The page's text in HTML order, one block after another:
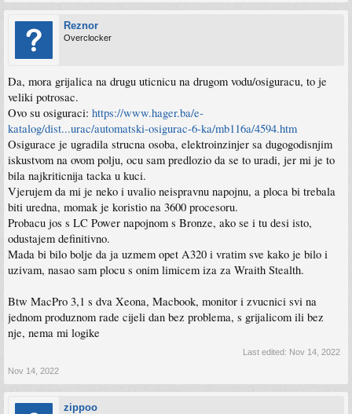
Reznor
Overclocker
Da, mora grijalica na drugu uticnicu na drugom vodu/osiguracu, to je
veliki potrosac.
Ovo su osiguraci: https://www.hager.ba/e-
katalog/dist...urac/automatski-osigurac-6-ka/mb116a/4594.htm
Osigurace je ugradila strucna osoba, elektroinzinjer sa dugogodisnjim
iskustvom na ovom polju, ocu sam predlozio da se to uradi, jer mi je to
bila najkriticnija tacka u kuci.
Vjerujem da mi je neko i uvalio neispravnu napojnu, a ploca bi trebala
biti uredna, momak je koristio na 3600 procesoru.
Probacu jos s LC Power napojnom s Bronze, ako se i tu desi isto,
odustajem definitivno.
Mada bi bilo bolje da ja uzmem opet A320 i vratim sve kako je bilo i
uzivam, nasao sam plocu s onim limicem iza za Wraith Stealth.
Btw MacPro 3,1 s dva Xeona, Macbook, monitor i zvucnici svi na
jednom produznom rade cijeli dan bez problema, s grijalicom ili bez
nje, nema mi logike
Last edited: Nov 14, 2022
Nov 14, 2022
zippoo